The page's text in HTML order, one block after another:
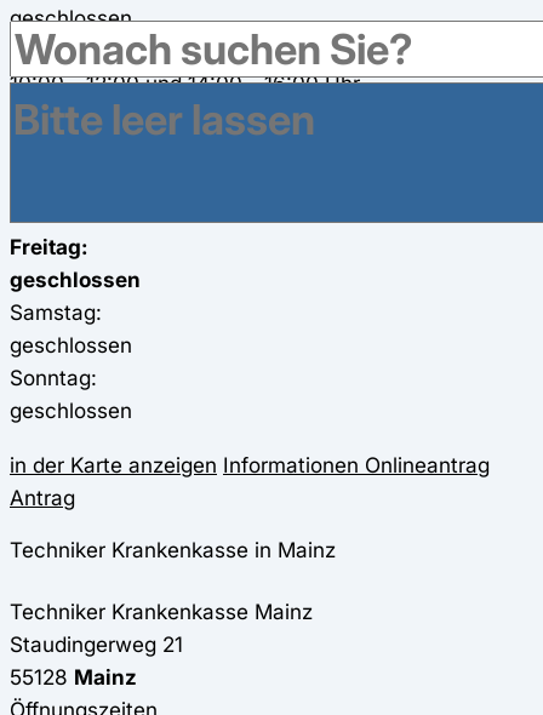
geschlossen
Dienstag:
10:00 - 12:00 und 14:00 - 16:00 Uhr
Mittwoch:
Freitag:
geschlossen
Samstag:
geschlossen
Sonntag:
geschlossen
in der Karte anzeigen Informationen Onlineantrag
Antrag
Techniker Krankenkasse in Mainz
Techniker Krankenkasse Mainz
Staudingerweg 21
55128 Mainz
Öffnungszeiten